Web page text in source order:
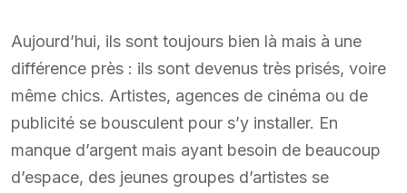
Aujourd’hui, ils sont toujours bien là mais à une
différence près : ils sont devenus très prisés, voire
même chics. Artistes, agences de cinéma ou de
publicité se bousculent pour s’y installer. En
manque d’argent mais ayant besoin de beaucoup
d’espace, des jeunes groupes d’artistes se